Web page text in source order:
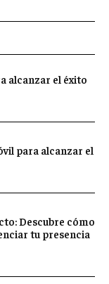
alcanzar el éxito
para alcanzar el
Descubre cómo
tu presencia